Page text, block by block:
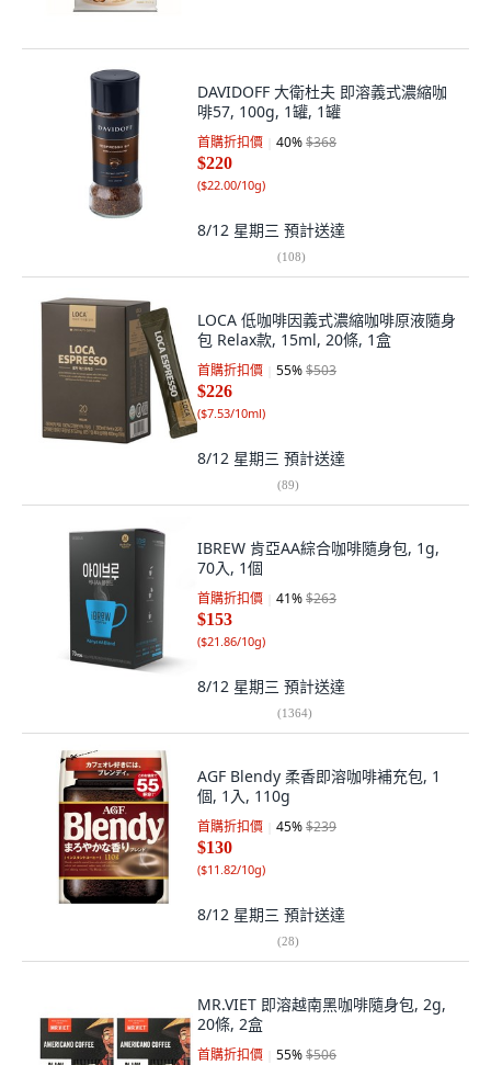
DAVIDOFF 大衛杜夫 即溶義式濃縮咖
啡57, 100g, 1罐, 1罐
首購折扣價 40%$368
$220
($22.00/10g)
8/12 星期三 預計送達
(108)
LOCA 低咖啡因義式濃縮咖啡原液隨身
包 Relax款, 15ml, 20條, 1盒
首購折扣價 55%$503
$226
($7.53/10ml)
8/12 星期三 預計送達
(89)
IBREW 肯亞AA綜合咖啡隨身包, 1g,
70入, 1個
首購折扣價 41%$263
$153
($21.86/10g)
8/12 星期三 預計送達
(1364)
AGF Blendy 柔香即溶咖啡補充包, 1
個, 1入, 110g
首購折扣價 45%$239
$130
($11.82/10g)
8/12 星期三 預計送達
(28)
MR.VIET 即溶越南黑咖啡隨身包, 2g,
20條, 2盒
首購折扣價 55%$506